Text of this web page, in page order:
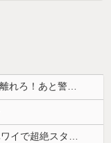
ディズニーからの帰り道。夫「息子連れて離れろ！あと警察に通報！」私「助けて！」駅員「どうしました！？」→トンデモナイことに…
【悲報】紅白歌手の17歳JK・tuki.さん、ハワイで超絶スタイルを晒すも『顔だけ頑なに隠す』ムーブを継続へｗｗｗｗ